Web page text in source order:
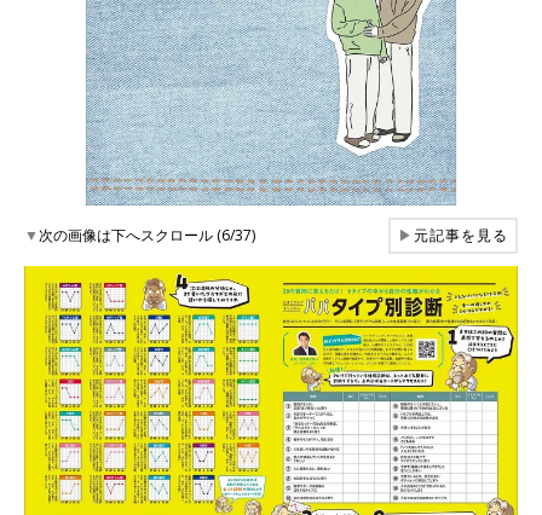
▼次の画像は下へスクロール (6/37) ▶元記事を見る